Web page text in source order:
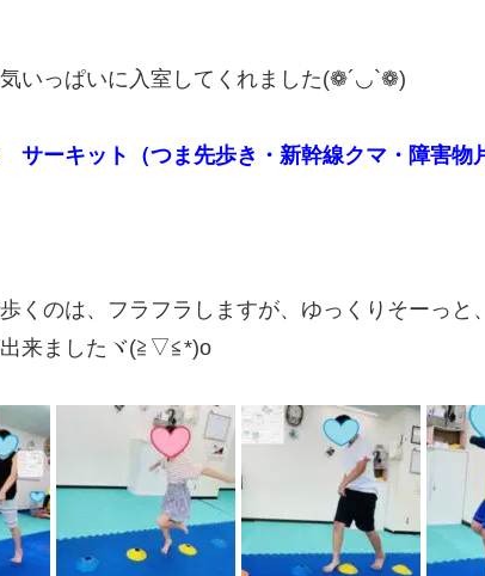
いっぱいに入室してくれました(❁´◡`❁)
サーキット（つま先歩き・新幹線クマ・障害物
くのは、フラフラしますが、ゆっくりそーっと
来ましたヾ(≧▽≦*)o